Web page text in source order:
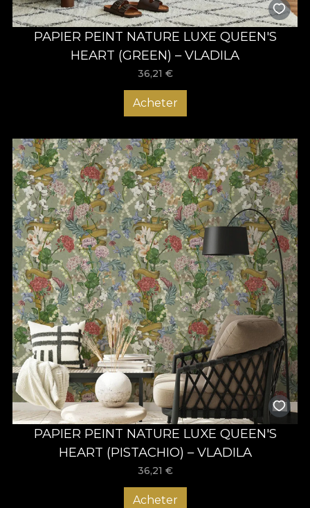
PAPIER PEINT NATURE LUXE QUEEN'S
HEART (GREEN) – VLADILA
36,21 €
Acheter
PAPIER PEINT NATURE LUXE QUEEN'S
HEART (PISTACHIO) – VLADILA
36,21 €
Acheter